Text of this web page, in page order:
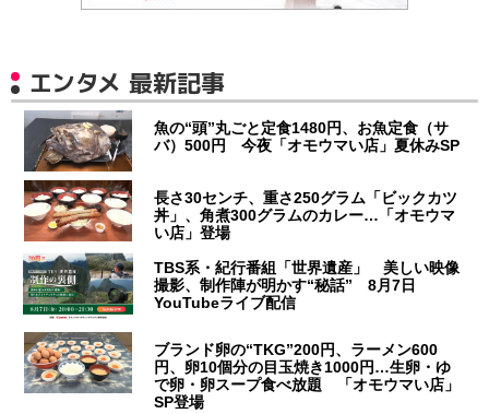
エンタメ 最新記事
魚の“頭”丸ごと定食1480円、お魚定食（サ
バ）500円 今夜「オモウマい店」夏休みSP
長さ30センチ、重さ250グラム「ビックカツ
丼」、角煮300グラムのカレー…「オモウマ
い店」登場
TBS系・紀行番組「世界遺産」 美しい映像
撮影、制作陣が明かす“秘話” 8月7日
YouTubeライブ配信
ブランド卵の“TKG”200円、ラーメン600
円、卵10個分の目玉焼き1000円…生卵・ゆ
で卵・卵スープ食べ放題 「オモウマい店」
SP登場